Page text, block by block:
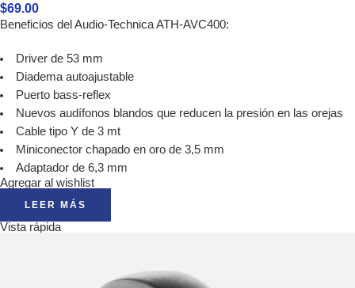
$69.00
Beneficios del Audio-Technica ATH-AVC400:
Driver de 53 mm
Diadema autoajustable
Puerto bass-reflex
Nuevos audífonos blandos que reducen la presión en las orejas
Cable tipo Y de 3 mt
Miniconector chapado en oro de 3,5 mm
Adaptador de 6,3 mm
Agregar al wishlist
LEER MÁS
Vista rápida